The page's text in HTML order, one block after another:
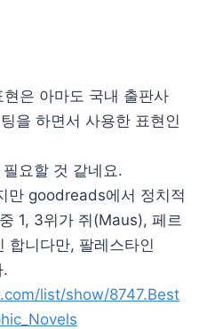
은 아마도 국내 출판사
을 하면서 사용한 표현인
요할 것 같네요.
만 goodreads에서 정치적
1, 3위가 쥐(Maus), 페르
합니다만, 팔레스타인
.
list/show/8747.Best